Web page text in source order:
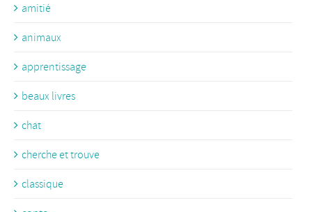
amitié
animaux
apprentissage
beaux livres
chat
cherche et trouve
classique